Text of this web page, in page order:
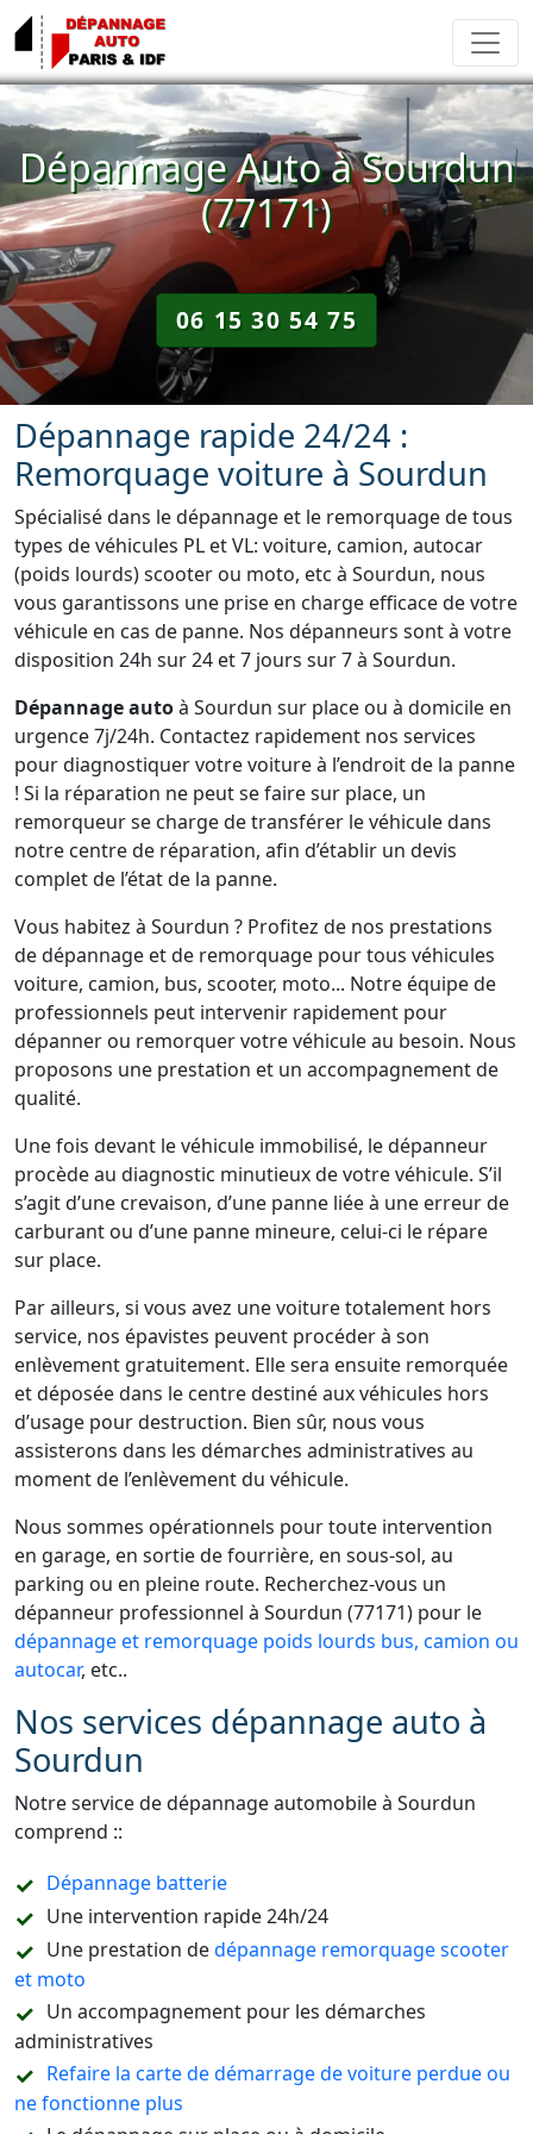
Dépannage Auto à Sourdun
(77171)
06 15 30 54 75
Dépannage rapide 24/24 :
Remorquage voiture à Sourdun
Spécialisé dans le dépannage et le remorquage de tous
types de véhicules PL et VL: voiture, camion, autocar
(poids lourds) scooter ou moto, etc à Sourdun, nous
vous garantissons une prise en charge efficace de votre
véhicule en cas de panne. Nos dépanneurs sont à votre
disposition 24h sur 24 et 7 jours sur 7 à Sourdun.
Dépannage autoà Sourdun sur place ou à domicile en
urgence 7j/24h. Contactez rapidement nos services
pour diagnostiquer votre voiture à l’endroit de la panne
! Si la réparation ne peut se faire sur place, un
remorqueur se charge de transférer le véhicule dans
notre centre de réparation, afin d’établir un devis
complet de l’état de la panne.
Vous habitez à Sourdun ? Profitez de nos prestations
de dépannage et de remorquage pour tous véhicules
voiture, camion, bus, scooter, moto... Notre équipe de
professionnels peut intervenir rapidement pour
dépanner ou remorquer votre véhicule au besoin. Nous
proposons une prestation et un accompagnement de
qualité.
Une fois devant le véhicule immobilisé, le dépanneur
procède au diagnostic minutieux de votre véhicule. S’il
s’agit d’une crevaison, d’une panne liée à une erreur de
carburant ou d’une panne mineure, celui-ci le répare
sur place.
Par ailleurs, si vous avez une voiture totalement hors
service, nos épavistes peuvent procéder à son
enlèvement gratuitement. Elle sera ensuite remorquée
et déposée dans le centre destiné aux véhicules hors
d’usage pour destruction. Bien sûr, nous vous
assisterons dans les démarches administratives au
moment de l’enlèvement du véhicule.
Nous sommes opérationnels pour toute intervention
en garage, en sortie de fourrière, en sous-sol, au
parking ou en pleine route. Recherchez-vous un
dépanneur professionnel à Sourdun (77171) pour le
dépannage et remorquage poids lourds bus, camion ou
autocar, etc..
Nos services dépannage auto à
Sourdun
Notre service de dépannage automobile à Sourdun
comprend ::
Dépannage batterie
Une intervention rapide 24h/24
Une prestation dedépannage remorquage scooter
et moto
Un accompagnement pour les démarches
administratives
Refaire la carte de démarrage de voiture perdue ou
ne fonctionne plus